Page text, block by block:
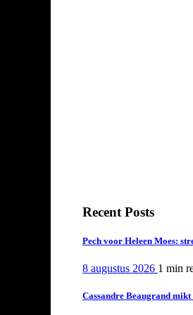
Recent Posts
Pech voor Heleen Moes:
8 augustus 2026 1 min
Cassandre Beaugrand